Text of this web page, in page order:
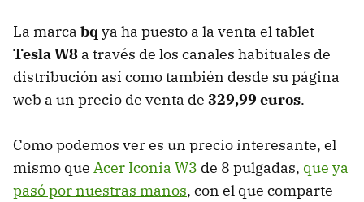
La marca bq ya ha puesto a la venta el tablet
Tesla W8 a través de los canales habituales de
distribución así como también desde su página
web a un precio de venta de 329,99 euros.
Como podemos ver es un precio interesante, el
mismo que Acer Iconia W3 de 8 pulgadas, que ya
pasó por nuestras manos, con el que comparte